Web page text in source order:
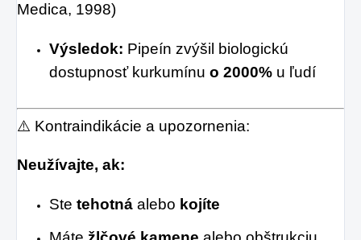
Medica, 1998)
Výsledok: Pipeín zvýšil biologickú
dostupnosť kurkumínu o 2000% u ľudí
⚠️ Kontraindikácie a upozornenia:
Neužívajte, ak:
Ste tehotná alebo kojíte